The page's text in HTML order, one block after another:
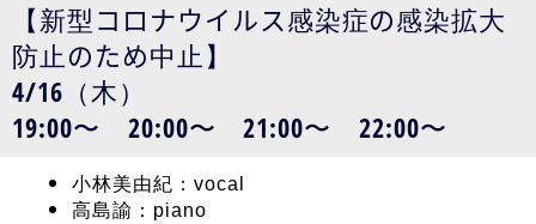
【新型コロナウイルス感染症の感染拡大
防止のため中止】
4/16（木）
19:00〜 20:00〜 21:00〜 22:00〜
小林美由紀：vocal
高島諭：piano